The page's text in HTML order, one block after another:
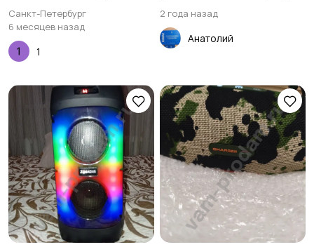
Санкт-Петербург
6 месяцев назад
1
2 года назад
Анатолий